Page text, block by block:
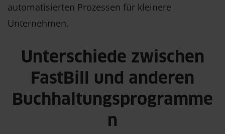
automatisierten Prozessen für kleinere
Unternehmen.
Unterschiede zwischen
FastBill und anderen
Buchhaltungsprogramme
n